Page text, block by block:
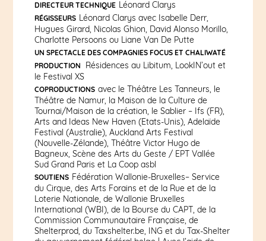
DIRECTEUR TECHNIQUE Léonard Clarys
RÉGISSEURS Léonard Clarys avec Isabelle Derr,
Hugues Girard, Nicolas Ghion, David Alonso Morillo,
Charlotte Persoons ou Liane Van De Putte
UN SPECTACLE DES COMPAGNIES FOCUS ET CHALIWATÉ
PRODUCTION
Résidences au Libitum, LookIN’out et
le Festival XS
COPRODUCTIONS avec le Théâtre Les Tanneurs, le
Théâtre de Namur, la Maison de la Culture de
Tournai/Maison de la création, le Sablier – Ifs (FR),
Arts and Ideas New Haven (Etats-Unis), Adelaïde
Festival (Australie), Auckland Arts Festival
(Nouvelle-Zélande), Théâtre Victor Hugo de
Bagneux, Scène des Arts du Geste / EPT Vallée
Sud Grand Paris et La Coop asbl
SOUTIENS Fédération Wallonie-Bruxelles– Service
du Cirque, des Arts Forains et de la Rue et de la
Loterie Nationale, de Wallonie Bruxelles
International (WBI), de la Bourse du CAPT, de la
Commission Communautaire Française, de
Shelterprod, du Taxshelter.be, ING et du Tax-Shelter